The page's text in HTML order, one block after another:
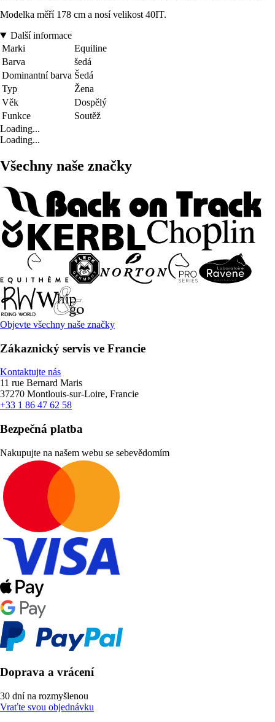
Modelka měří 178 cm a nosí velikost 40IT.
Další informace
Marki
Equiline
Barva
šedá
Dominantní barva Šedá
Typ
Žena
Věk
Dospělý
Funkce
Soutěž
Loading...
Loading...
Všechny naše značky
Objevte všechny naše značky
Zákaznický servis ve Francie
Kontaktujte nás
11 rue Bernard Maris
37270 Montlouis-sur-Loire, Francie
+33 1 86 47 62 58
Bezpečná platba
Nakupujte na našem webu se sebevědomím
Doprava a vrácení
30 dní na rozmyšlenou
Vraťte svou objednávku